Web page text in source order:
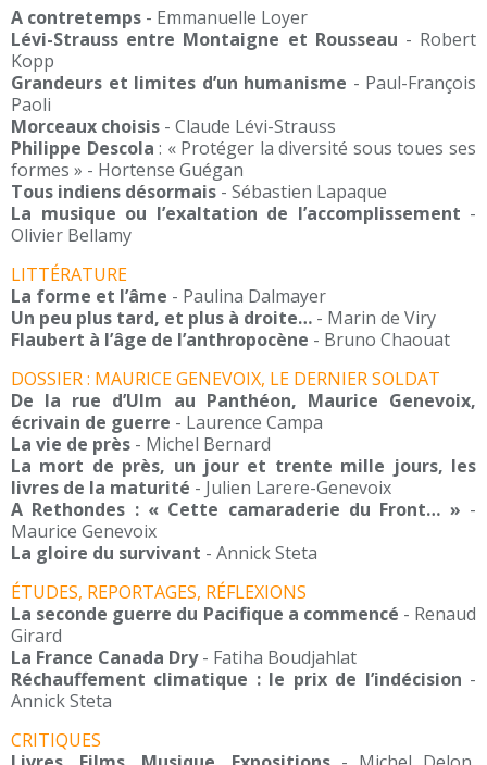
A contretemps - Emmanuelle Loyer
Lévi-Strauss entre Montaigne et Rousseau - Robert
Kopp
Grandeurs et limites d’un humanisme - Paul-François
Paoli
Morceaux choisis - Claude Lévi-Strauss
Philippe Descola : « Protéger la diversité sous toues ses
formes » - Hortense Guégan
Tous indiens désormais - Sébastien Lapaque
La musique ou l’exaltation de l’accomplissement -
Olivier Bellamy
LITTÉRATURE
La forme et l’âme - Paulina Dalmayer
Un peu plus tard, et plus à droite… - Marin de Viry
Flaubert à l’âge de l’anthropocène - Bruno Chaouat
DOSSIER : MAURICE GENEVOIX, LE DERNIER SOLDAT
De la rue d’Ulm au Panthéon, Maurice Genevoix,
écrivain de guerre - Laurence Campa
La vie de près - Michel Bernard
La mort de près, un jour et trente mille jours, les
livres de la maturité - Julien Larere-Genevoix
A Rethondes : « Cette camaraderie du Front… » -
Maurice Genevoix
La gloire du survivant - Annick Steta
ÉTUDES, REPORTAGES, RÉFLEXIONS
La seconde guerre du Pacifique a commencé - Renaud
Girard
La France Canada Dry- Fatiha Boudjahlat
Réchauffement climatique : le prix de l’indécision -
Annick Steta
CRITIQUES